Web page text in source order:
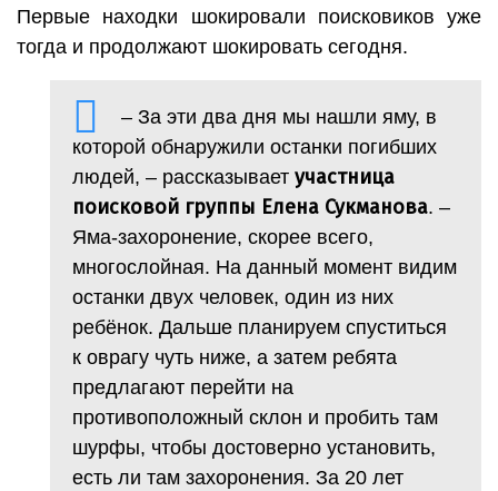
Первые находки шокировали поисковиков уже
тогда и продолжают шокировать сегодня.
– За эти два дня мы нашли яму, в
которой обнаружили останки погибших
людей, – рассказывает участница
поисковой группы Елена Сукманова. –
Яма-захоронение, скорее всего,
многослойная. На данный момент видим
останки двух человек, один из них
ребёнок. Дальше планируем спуститься
к оврагу чуть ниже, а затем ребята
предлагают перейти на
противоположный склон и пробить там
шурфы, чтобы достоверно установить,
есть ли там захоронения. За 20 лет